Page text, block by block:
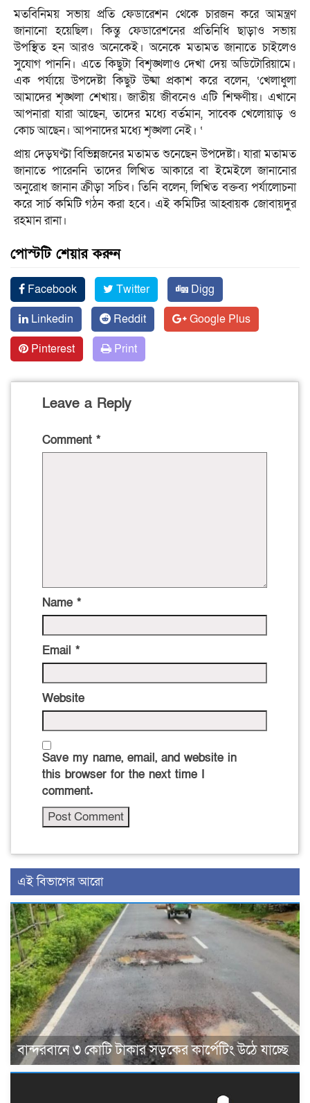
মতবিনিময় সভায় প্রতি ফেডারেশন থেকে চারজন করে আমন্ত্রণ
জানানো হয়েছিল। কিন্তু ফেডারেশনের প্রতিনিধি ছাড়াও সভায়
উপস্থিত হন আরও অনেকেই। অনেকে মতামত জানাতে চাইলেও
সুযোগ পাননি। এতে কিছুটা বিশৃঙ্খলাও দেখা দেয় অডিটোরিয়ামে।
এক পর্যায়ে উপদেষ্টা কিছুট উষ্মা প্রকাশ করে বলেন, ‘খেলাধুলা
আমাদের শৃঙ্খলা শেখায়। জাতীয় জীবনেও এটি শিক্ষণীয়। এখানে
আপনারা যারা আছেন, তাদের মধ্যে বর্তমান, সাবেক খেলোয়াড় ও
কোচ আছেন। আপনাদের মধ্যে শৃঙ্খলা নেই। ‘
প্রায় দেড়ঘণ্টা বিভিন্নজনের মতামত শুনেছেন উপদেষ্টা। যারা মতামত
জানাতে পারেননি তাদের লিখিত আকারে বা ইমেইলে জানানোর
অনুরোধ জানান ক্রীড়া সচিব। তিনি বলেন, লিখিত বক্তব্য পর্যালোচনা
করে সার্চ কমিটি গঠন করা হবে। এই কমিটির আহ্বায়ক জোবায়দুর
রহমান রানা।
পোস্টটি শেয়ার করুন
Facebook Twitter
Digg
Linkedin
Reddit
Google Plus
Pinterest
Print
Leave a Reply
Comment *
Name *
Email *
Website
Save my name, email, and website in
this browser for the next time I
comment.
এই বিভাগের আরো
বান্দরবানে ৩ কোটি টাকার সড়কের কার্পেটিং উঠে যাচ্ছে